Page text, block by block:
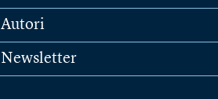
Autori
Newsletter